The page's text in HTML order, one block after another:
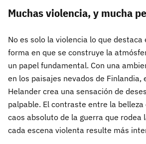
Muchas violencia, y mucha
No es solo la violencia lo que destaca
forma en que se construye la
un papel fundamental. Con una
en los paisajes nevados de Finlandia,
Helander crea una sensación de
palpable. El contraste entre la
caos absoluto de la guerra que rodea
cada escena violenta resulte más